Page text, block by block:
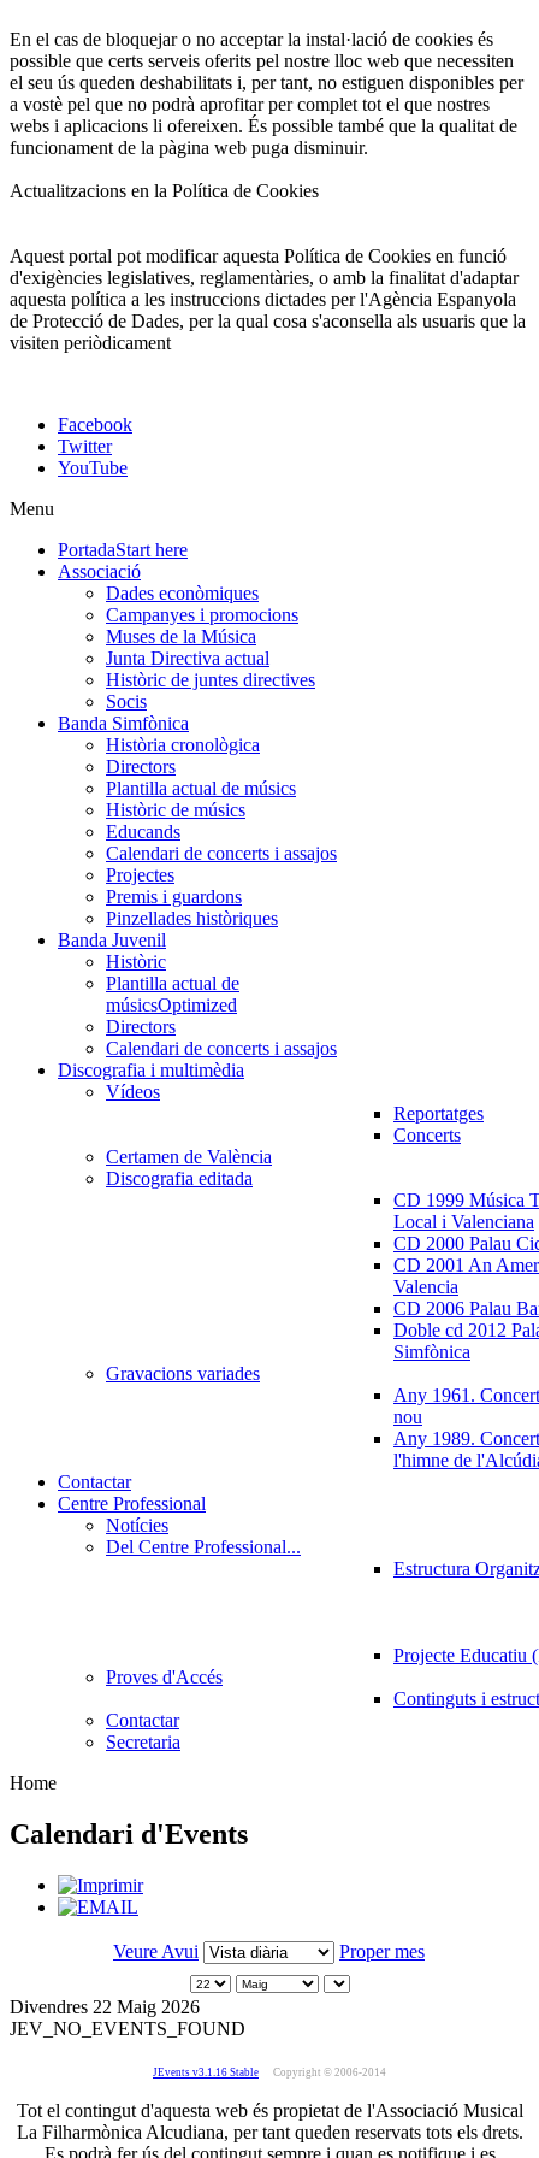
En el cas de bloquejar o no acceptar la instal·lació de cookies és
possible que certs serveis oferits pel nostre lloc web que necessiten
el seu ús queden deshabilitats i, per tant, no estiguen disponibles per
a vostè pel que no podrà aprofitar per complet tot el que nostres
webs i aplicacions li ofereixen. És possible també que la qualitat de
funcionament de la pàgina web puga disminuir.
Actualitzacions en la Política de Cookies
Aquest portal pot modificar aquesta Política de Cookies en funció
d'exigències legislatives, reglamentàries, o amb la finalitat d'adaptar
aquesta política a les instruccions dictades per l'Agència Espanyola
de Protecció de Dades, per la qual cosa s'aconsella als usuaris que la
visiten periòdicament
Facebook
Twitter
YouTube
Menu
PortadaStart here
Associació
Dades econòmiques
Campanyes i promocions
Muses de la Música
Junta Directiva actual
Històric de juntes directives
Socis
Banda Simfònica
Història cronològica
Directors
Plantilla actual de músics
Històric de músics
Educands
Calendari de concerts i assajos
Projectes
Premis i guardons
Pinzellades històriques
Banda Juvenil
Històric
Plantilla actual de
músicsOptimized
Directors
Calendari de concerts i assajos
Discografia i multimèdia
Vídeos
Reportatges
Concerts
Certamen de València
Discografia editada
CD 1999 Música
Local i Valenciana
CD 2000 Palau
CD 2001 An
Valencia
CD 2006 Palau
Doble cd 2012
Simfònica
Gravacions variades
Any 1961.
nou
Any 1989.
l'himne de
Contactar
Centre Professional
Notícies
Del Centre Professional...
Estructura
Projecte Educatiu
Proves d'Accés
Continguts i
Contactar
Secretaria
Home
Calendari d'Events
Veure Avui Proper mes
Divendres 22 Maig 2026
JEV_NO_EVENTS_FOUND
JEvents v3.1.16 Stable Copyright © 2006-2014
Tot el contingut d'aquesta web és propietat de l'Associació Musical
La Filharmònica Alcudiana, per tant queden reservats tots els drets.
Es podrà fer ús del contingut sempre i quan es notifique i es